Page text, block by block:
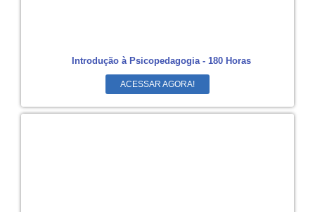
Introdução à Psicopedagogia - 180 Horas
ACESSAR AGORA!